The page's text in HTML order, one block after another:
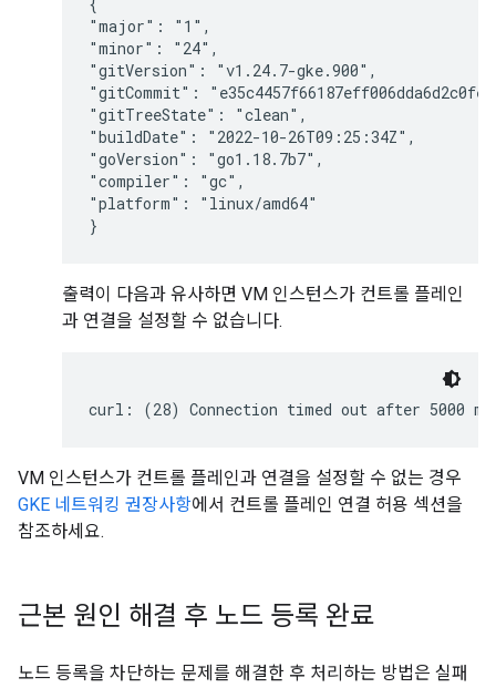
"major": "1",
"minor": "24",
"gitVersion": "v1.24.7-gke.900",
"gitCommit":
"gitTreeState": "clean",
"buildDate": "2022-10-26T09:25:34Z",
"goVersion": "go1.18.7b7",
"compiler": "gc",
"platform": "linux/amd64"
출력이 다음과 유사하면 VM 인스턴스가 컨트롤 플레인
과 연결을 설정할 수 없습니다.
VM 인스턴스가 컨트롤 플레인과 연결을 설정할 수 없는 경우
GKE 네트워킹 권장사항에서 컨트롤 플레인 연결 허용 섹션을
참조하세요.
근본 원인 해결 후 노드 등록 완료
노드 등록을 차단하는 문제를 해결한 후 처리하는 방법은 실패